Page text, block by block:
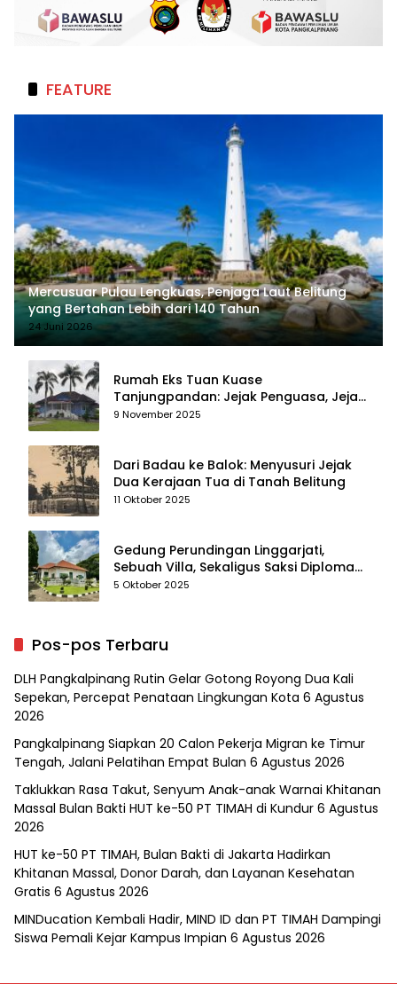
FEATURE
Mercusuar Pulau Lengkuas, Penjaga Laut Belitung
yang Bertahan Lebih dari 140 Tahun
24 Juni 2026
Rumah Eks Tuan Kuase
Tanjungpandan: Jejak Penguasa, Jejak
Kenangan
9 November 2025
Dari Badau ke Balok: Menyusuri Jejak
Dua Kerajaan Tua di Tanah Belitung
11 Oktober 2025
Gedung Perundingan Linggarjati,
Sebuah Villa, Sekaligus Saksi Diplomasi
yang Mengubah Arah Bangsa
5 Oktober 2025
Pos-pos Terbaru
DLH Pangkalpinang Rutin Gelar Gotong Royong Dua Kali
Sepekan, Percepat Penataan Lingkungan Kota 6 Agustus
2026
Pangkalpinang Siapkan 20 Calon Pekerja Migran ke Timur
Tengah, Jalani Pelatihan Empat Bulan 6 Agustus 2026
Taklukkan Rasa Takut, Senyum Anak-anak Warnai Khitanan
Massal Bulan Bakti HUT ke-50 PT TIMAH di Kundur 6 Agustus
2026
HUT ke-50 PT TIMAH, Bulan Bakti di Jakarta Hadirkan
Khitanan Massal, Donor Darah, dan Layanan Kesehatan
Gratis 6 Agustus 2026
MINDucation Kembali Hadir, MIND ID dan PT TIMAH Dampingi
Siswa Pemali Kejar Kampus Impian 6 Agustus 2026